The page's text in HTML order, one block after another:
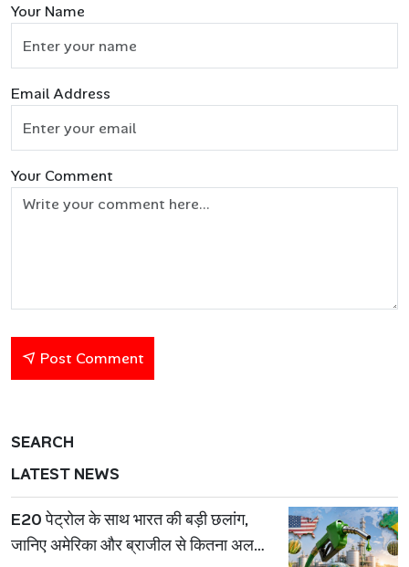
Your Name
Email Address
Your Comment
Post Comment
SEARCH
LATEST NEWS
E20 पेट्रोल के साथ भारत की बड़ी छलांग,
जानिए अमेरिका और ब्राजील से कितना अलग